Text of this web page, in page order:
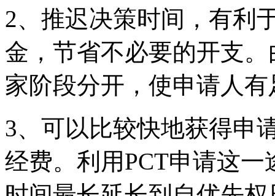
2、推迟决策时间，有利
金，节省不必要的开支
家阶段分开，使申请人
3、可以比较快地获得申
经费。利用PCT申请这